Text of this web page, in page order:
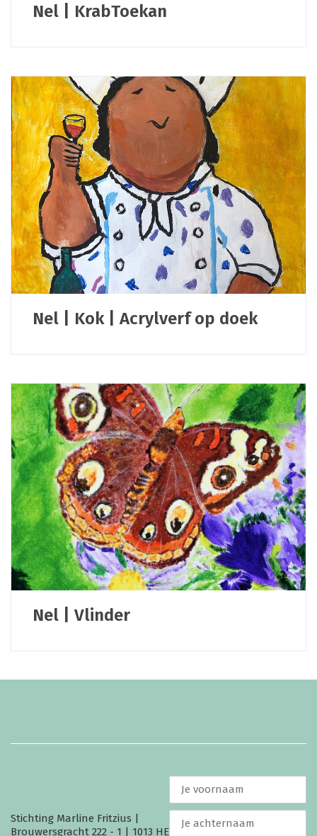
Nel | KrabToekan
Nel | Kok | Acrylverf op doek
Nel | Vlinder
Stichting Marline Fritzius |
Brouwersgracht 222 - 1 | 1013 HE